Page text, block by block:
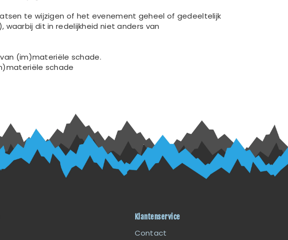
te wijzigen of het evenement geheel of gedeeltelijk
dit in redelijkheid niet anders van
(im)materiële schade.
schade
Klantenservice
Contact